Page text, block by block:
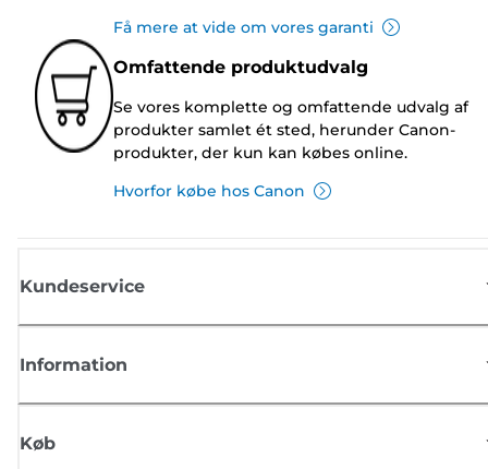
Få mere at vide om vores garanti
Omfattende produktudvalg
Se vores komplette og omfattende udvalg af
produkter samlet ét sted, herunder Canon-
produkter, der kun kan købes online.
Hvorfor købe hos Canon
Kundeservice
Information
Køb